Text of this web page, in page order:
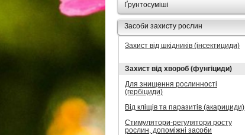
Ґрунтосуміші
Засоби захисту рослин
Захист від шкідників (інсектициди)
Захист від хвороб (фунгіциди)
Для знищення рослинності
(гербіциди)
Від кліщів та паразитів (акарициди)
Стимулятори-регулятори росту
рослин, допоміжні засоби